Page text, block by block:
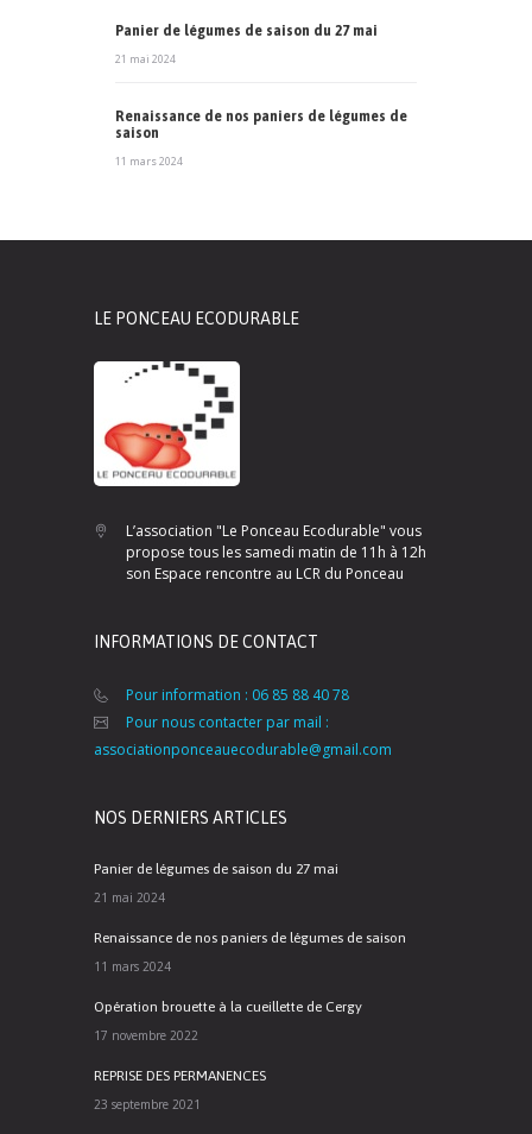
Panier de légumes de saison du 27 mai
21 mai 2024
Renaissance de nos paniers de légumes de
saison
11 mars 2024
LE PONCEAU ECODURABLE
L’association "Le Ponceau Ecodurable" vous
propose tous les samedi matin de 11h à 12h
son Espace rencontre au LCR du Ponceau
INFORMATIONS DE CONTACT
Pour information : 06 85 88 40 78
Pour nous contacter par mail :
associationponceauecodurable@gmail.com
NOS DERNIERS ARTICLES
Panier de légumes de saison du 27 mai
21 mai 2024
Renaissance de nos paniers de légumes de saison
11 mars 2024
Opération brouette à la cueillette de Cergy
17 novembre 2022
REPRISE DES PERMANENCES
23 septembre 2021